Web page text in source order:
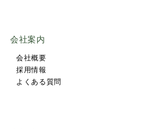
会社案内
会社概要
採用情報
よくある質問